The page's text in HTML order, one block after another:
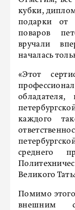
кубки,
подарки от
поваров
вручали
началась
«Этот
каждого
среднего
Великого
Помимо
внешним